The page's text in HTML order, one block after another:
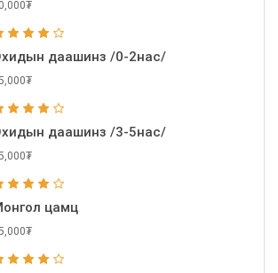
даашинз /0-2нас/
даашинз /3-5нас/
цамц